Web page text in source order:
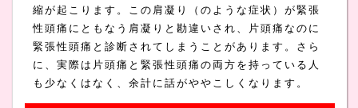
縮が起こります。この肩凝り（のような症状）が緊張
性頭痛にともなう肩凝りと勘違いされ、片頭痛なのに
緊張性頭痛と診断されてしまうことがあります。さら
に、実際は片頭痛と緊張性頭痛の両方を持っている人
も少なくはなく、余計に話がややこしくなります。